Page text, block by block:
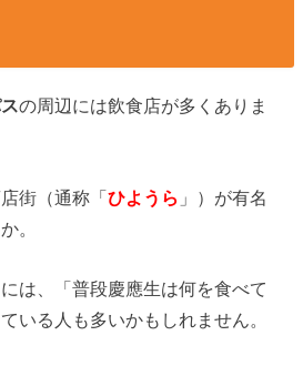
の周辺には飲食店が多くありま
街（通称「ひようら 」）が有名
。
は、「普段慶應生は何を食べて
いる人も多いかもしれません。